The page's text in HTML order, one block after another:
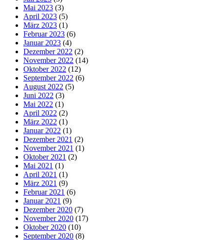
Mai 2023 (3)
April 2023 (5)
März 2023 (1)
Februar 2023 (6)
Januar 2023 (4)
Dezember 2022 (2)
November 2022 (14)
Oktober 2022 (12)
September 2022 (6)
August 2022 (5)
Juni 2022 (3)
Mai 2022 (1)
April 2022 (2)
März 2022 (1)
Januar 2022 (1)
Dezember 2021 (2)
November 2021 (1)
Oktober 2021 (2)
Mai 2021 (1)
April 2021 (1)
März 2021 (9)
Februar 2021 (6)
Januar 2021 (9)
Dezember 2020 (7)
November 2020 (17)
Oktober 2020 (10)
September 2020 (8)